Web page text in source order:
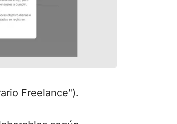
Freelance").